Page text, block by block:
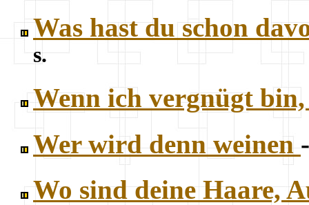
Was hast du schon
s.
Wenn ich vergnügt
Wer wird denn weinen
Wo sind deine Haare,